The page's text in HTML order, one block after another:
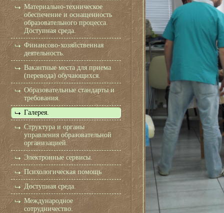
Материально-техническое
обеспечение и оснащенность
образовательного процесса.
Доступная среда.
Финансово-хозяйственная
деятельность.
Вакантные места для приема
(перевода) обучающихся.
Образовательные стандарты и
требования.
Галерея.
Структура и органы
управления образовательной
организацией.
Электронные сервисы.
Психологическая помощь
Доступная среда.
Международное
сотрудничество.